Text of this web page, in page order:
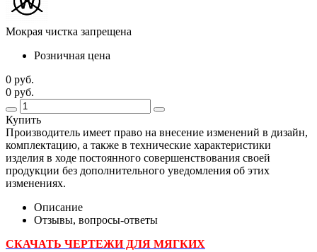
Мокрая чистка запрещена
Розничная цена
0 руб.
0 руб.
Купить
Производитель имеет право на внесение изменений в дизайн,
комплектацию, а также в технические характеристики
изделия в ходе постоянного совершенствования своей
продукции без дополнительного уведомления об этих
изменениях.
Описание
Отзывы, вопросы-ответы
СКАЧАТЬ ЧЕРТЕЖИ ДЛЯ МЯГКИХ